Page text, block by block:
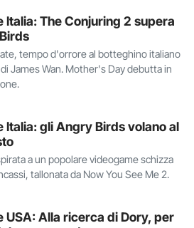
Italia: The Conjuring 2 supera
tempo d'orrore al botteghino italiano
James Wan. Mother's Day debutta in
Italia: gli Angry Birds volano al
a un popolare videogame schizza
tallonata da Now You See Me 2.
USA: Alla ricerca di Dory, per